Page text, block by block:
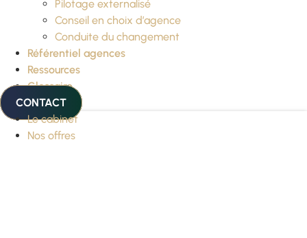
Pilotage externalisé
Conseil en choix d’agence
Conduite du changement
Référentiel agences
Ressources
Glossaire
CONTACT
Le cabinet
Nos offres